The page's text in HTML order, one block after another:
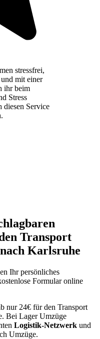
stressfrei,
mit einer
ihr beim
Stress
diesen Service
Transport
Karlsruhe
Ihr persönliches
Formular online
nur 24€ für den Transport
Bei Lager Umzüge
Logistik-Netzwerk und
Umzüge.